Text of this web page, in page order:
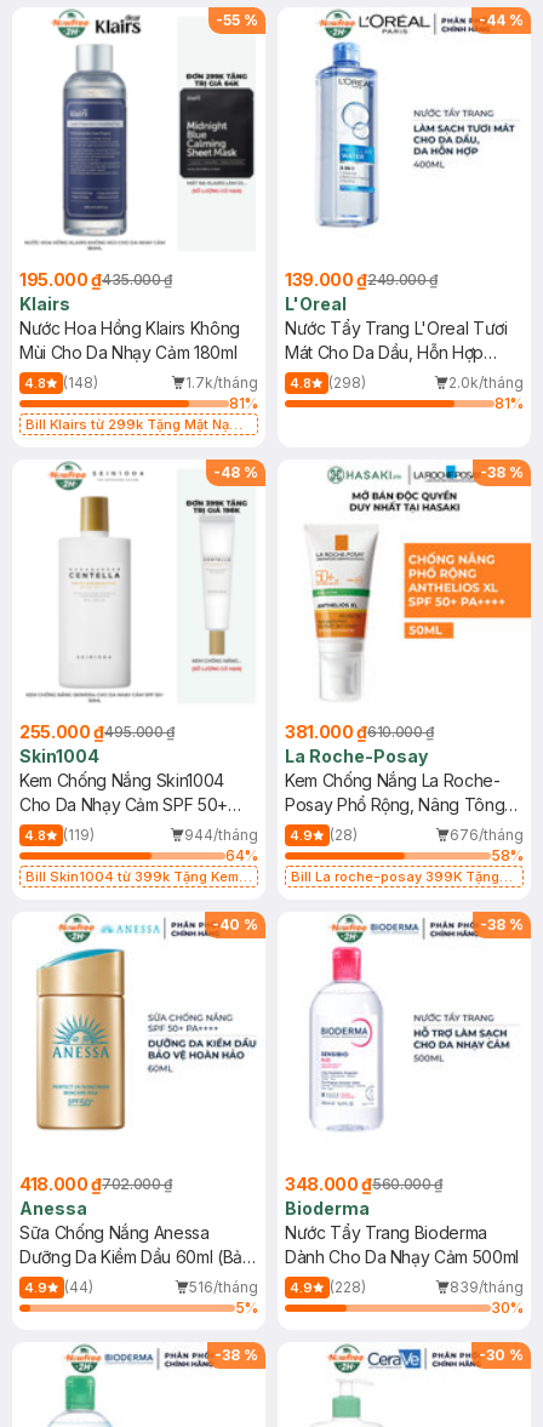
-55 %
195.000 ₫435.000 ₫
Klairs
Nước Hoa Hồng Klairs Không
Mùi Cho Da Nhạy Cảm 180ml
4.8 (148)
1.7k/tháng
81%
Bill Klairs từ 299k Tặng Mặt Nạ
25ml (SL Có Hạn)
-44 %
139.000 ₫249.000 ₫
L'Oreal
Nước Tẩy Trang L'Oreal Tươi
Mát Cho Da Dầu, Hỗn Hợp
400ml
4.8 (298)
2.0k/tháng
81%
-48 %
255.000 ₫495.000 ₫
Skin1004
Kem Chống Nắng Skin1004
Cho Da Nhạy Cảm SPF 50+
50ml
4.8 (119)
944/tháng
64%
Bill Skin1004 từ 399k Tặng Kem
SPF 50+ 20ml (SL Có Hạn)
-38 %
381.000 ₫610.000 ₫
La Roche-Posay
Kem Chống Nắng La Roche-
Posay Phổ Rộng, Nâng Tông
Kiềm Dầu 50ml
4.9 (28)
676/tháng
58%
Bill La roche-posay 399K Tặng
(SL có hạn)
-40 %
418.000 ₫702.000 ₫
Anessa
Sữa Chống Nắng Anessa
Dưỡng Da Kiềm Dầu 60ml (Bản
Mới)
4.9 (44)
516/tháng
5%
-38 %
348.000 ₫560.000 ₫
Bioderma
Nước Tẩy Trang Bioderma
Dành Cho Da Nhạy Cảm 500ml
4.9 (228)
839/tháng
30%
-38 % -30 %